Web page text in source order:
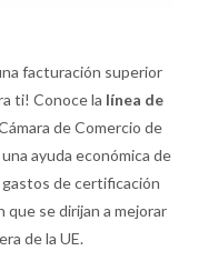
facturación superior
ti! Conoce la línea de
de Comercio de
ayuda económica de
de certificación
se dirijan a mejorar
de la UE.